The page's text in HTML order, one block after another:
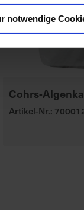
notwendige
Cohrs-
Artikel-Nr.: